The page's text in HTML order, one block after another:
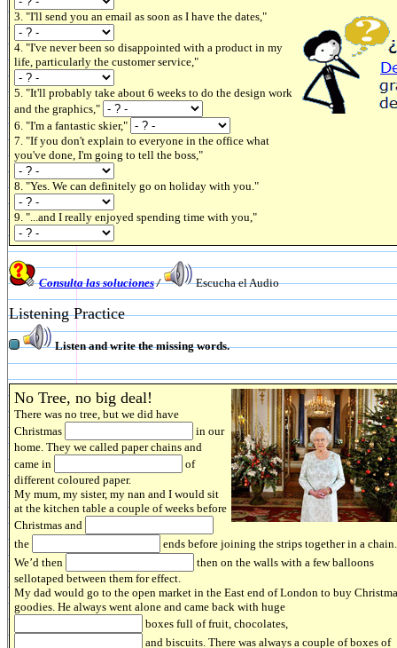
3. "I'll send you an email as soon as I have the dates,"
4. "I've never been so disappointed with a product in my
life, particularly the customer service,"
5. "It'll probably take about 6 weeks to do the design work
and the graphics,"
6. "I'm a fantastic skier,"
7. "If you don't explain to everyone in the office what
you've done, I'm going to tell the boss,"
8. "Yes. We can definitely go on holiday with you."
9. "...and I really enjoyed spending time with you,"
Consulta las soluciones/ Escucha el Audio
Listening Practice
Listen and write the missing words.
No Tree, no big deal!
There was no tree, but we did have
Christmas
in our
home. They we called paper chains and
came in
of
different coloured paper.
My mum, my sister, my nan and I would sit
at the kitchen table a couple of weeks before
Christmas and
the
ends before joining the strips together in a chain.
We’d then
then on the walls with a few balloons
sellotaped between them for effect.
My dad would go to the open market in the East end of London to buy
goodies. He always went alone and came back with huge
boxes full of fruit, chocolates,
and biscuits. There was always a couple of boxes of